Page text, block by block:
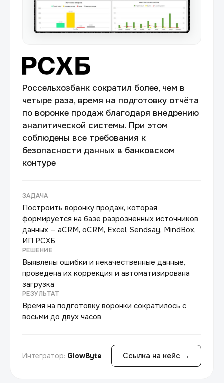
Россельхозбанк сократил более, чем в
четыре раза, время на подготовку отчёта
по воронке продаж благодаря внедрению
аналитической системы. При этом
соблюдены все требования к
безопасности данных в банковском
контуре
ЗАДАЧА
Построить воронку продаж, которая
формируется на базе разрозненных источников
данных — aCRM, oCRM, Excel, Sendsay, MindBox,
ИП РСХБ
РЕШЕНИЕ
Выявлены ошибки и некачественные данные,
проведена их коррекция и автоматизирована
загрузка
РЕЗУЛЬТАТ
Время на подготовку воронки сократилось с
восьми до двух часов
Интегратор: GlowByte Ссылка на кейс →